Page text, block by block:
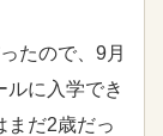
たので、9月
ルに入学でき
まだ2歳だっ